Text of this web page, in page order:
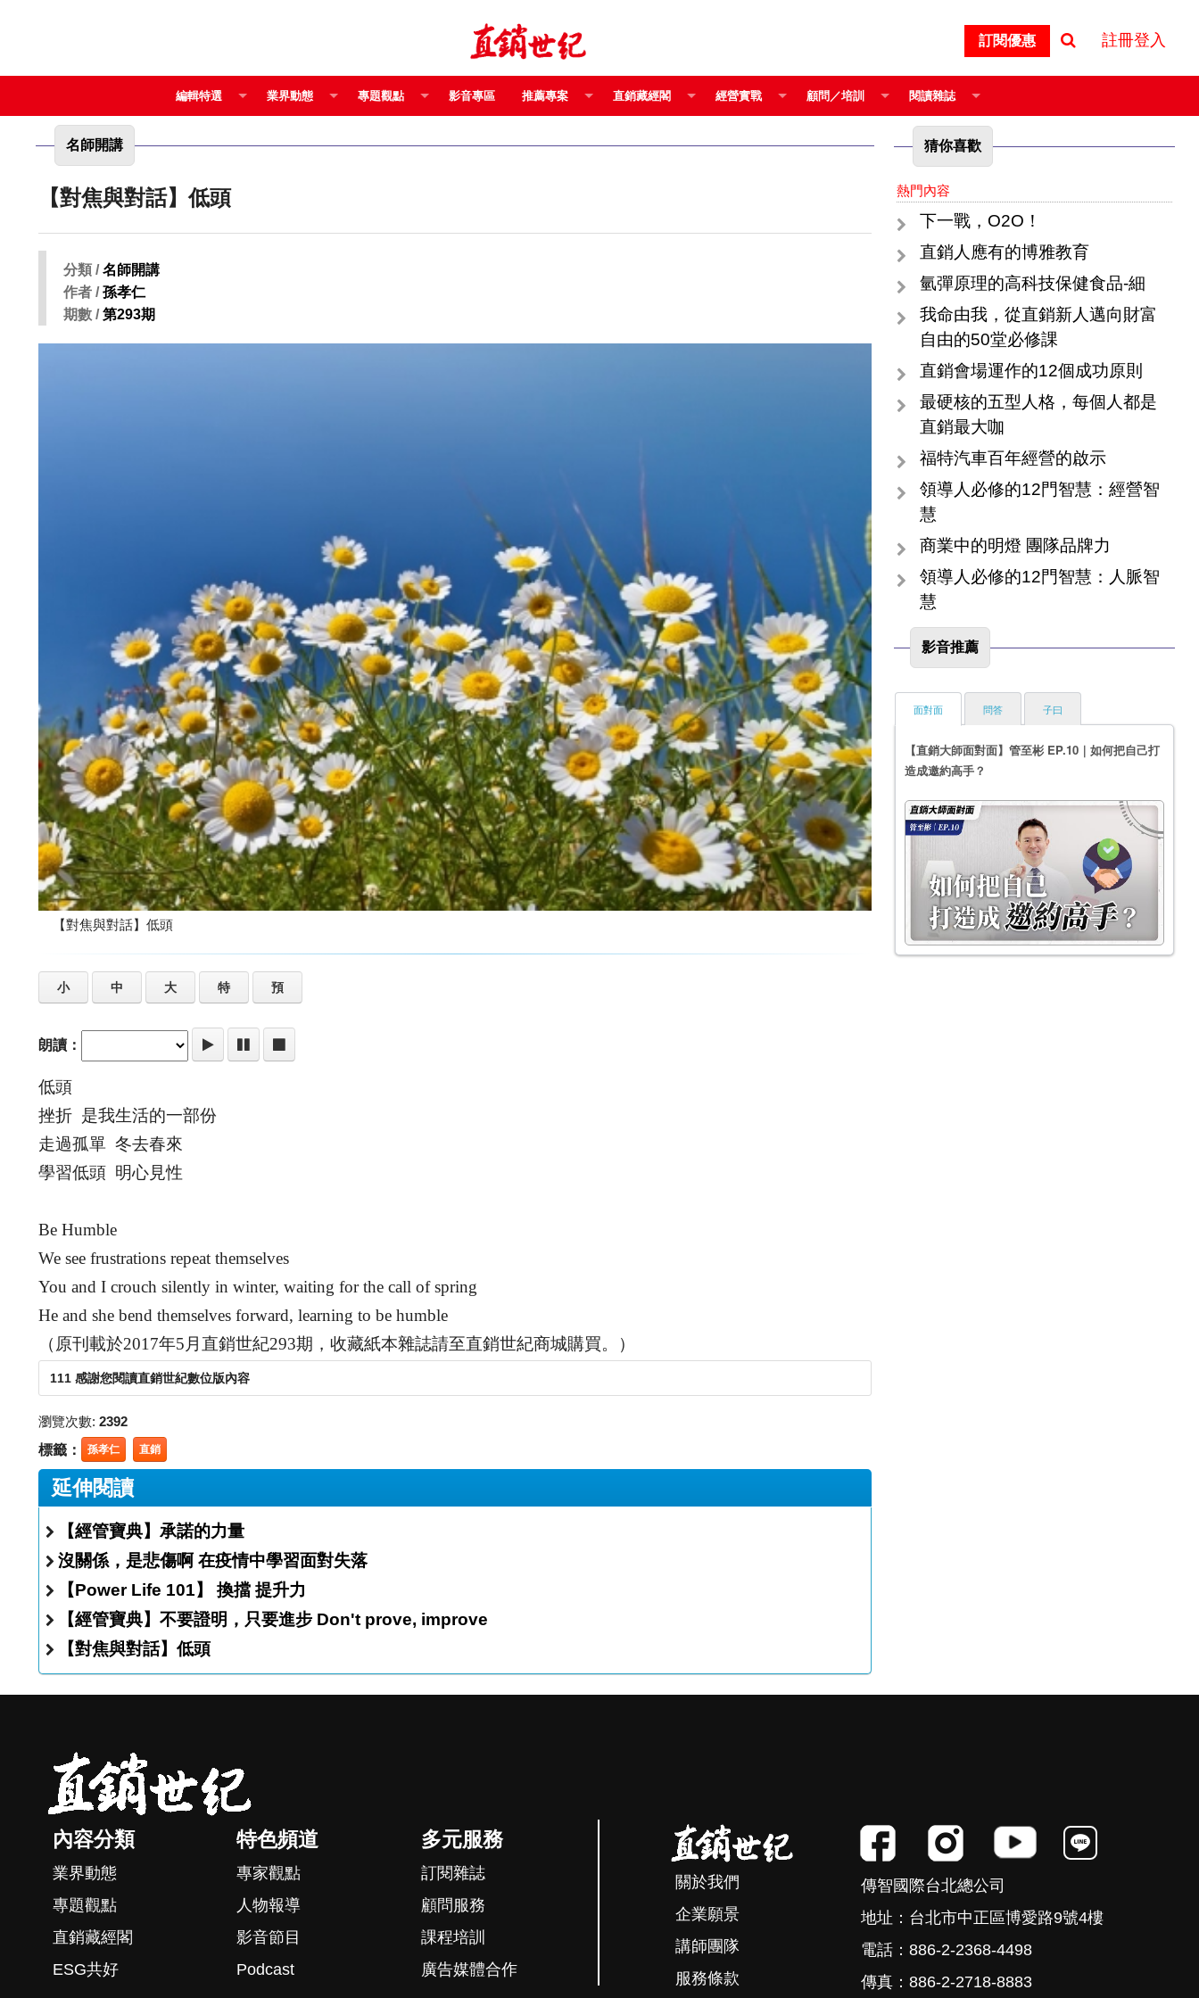
訂閱優惠 註冊登入
編輯特選 業界動態 專題觀點 影音專區 推薦專案 直銷藏經閣 經營實戰 顧問／培訓 閱讀雜誌
名師開講
【對焦與對話】低頭
分類 /名師開講
作者 /孫孝仁
期數 /第293期
【對焦與對話】低頭
小 中 大 特 預
朗讀：
低頭
挫折 是我生活的一部份
走過孤單 冬去春來
學習低頭 明心見性
Be Humble
We see frustrations repeat themselves
You and I crouch silently in winter, waiting for the call of spring
He and she bend themselves forward, learning to be humble
（原刊載於2017年5月直銷世紀293期，收藏紙本雜誌請至直銷世紀商城購買。）
111 感謝您閱讀直銷世紀數位版內容
瀏覽次數: 2392
標籤： 孫孝仁 直銷
延伸閱讀
【經管寶典】承諾的力量
沒關係，是悲傷啊 在疫情中學習面對失落
【Power Life 101】 換擋 提升力
【經管寶典】不要證明，只要進步 Don't prove, improve
【對焦與對話】低頭
猜你喜歡
熱門內容
下一戰，O2O！
直銷人應有的博雅教育
氫彈原理的高科技保健食品-細
我命由我，從直銷新人邁向財富
自由的50堂必修課
直銷會場運作的12個成功原則
最硬核的五型人格，每個人都是
直銷最大咖
福特汽車百年經營的啟示
領導人必修的12門智慧：經營智
慧
商業中的明燈 團隊品牌力
領導人必修的12門智慧：人脈智
慧
影音推薦
面對面
【直銷大師面對面】管至彬 EP.10｜如何把自己打
造成邀約高手？
問答 子曰
內容分類
業界動態
專題觀點
直銷藏經閣
ESG共好
特色頻道
專家觀點
人物報導
影音節目
Podcast
多元服務
訂閱雜誌
顧問服務
課程培訓
廣告媒體合作
關於我們
企業願景
講師團隊
服務條款
傳智國際台北總公司
地址：台北市中正區博愛路9號4樓
電話：886-2-2368-4498
傳真：886-2-2718-8883